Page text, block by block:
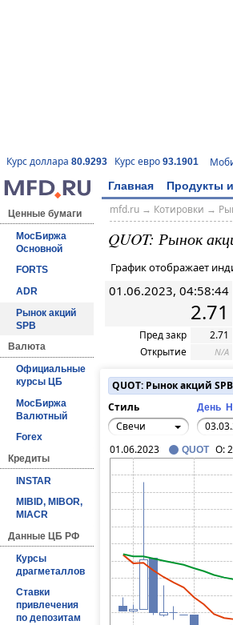
Курс доллара 80.9293 Курс евро 93.1901
Главная Продукты
Ценные бумаги
МосБиржа
Основной
FORTS
ADR
Рынок акций
SPB
Валюта
Официальные
курсы ЦБ
МосБиржа
Валютный
Forex
Кредиты
INSTAR
MIBID, MIBOR,
MIACR
Данные ЦБ РФ
Курсы
драгметаллов
Ставки
привлечения
по депозитам
mfd.ru→ Котировки →
QUOT: Рынок
График отображает
01.06.2023, 04:58:44
2.71
Пред закр
2.71
Открытие
N/A
QUOT: Рынок акций SPB
Стиль
День
Свечи
01.06.2023
QUOT O: